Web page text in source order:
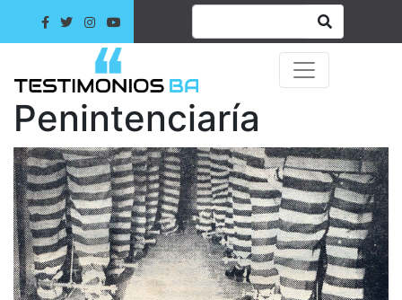
Penintenciaría